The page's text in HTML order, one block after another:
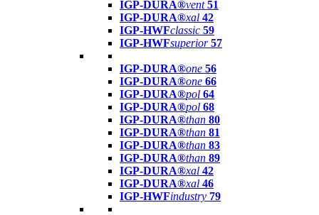
IGP-DURA®vent 51
IGP-DURA®xal 42
IGP-HWFclassic 59
IGP-HWFsuperior 57
IGP-DURA®one 56
IGP-DURA®one 66
IGP-DURA®pol 64
IGP-DURA®pol 68
IGP-DURA®than 80
IGP-DURA®than 81
IGP-DURA®than 83
IGP-DURA®than 89
IGP-DURA®xal 42
IGP-DURA®xal 46
IGP-HWFindustry 79